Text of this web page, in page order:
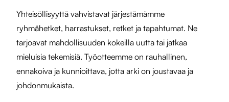
Yhteisöllisyyttä vahvistavat järjestämämme
ryhmähetket, harrastukset, retket ja tapahtumat. Ne
tarjoavat mahdollisuuden kokeilla uutta tai jatkaa
mieluisia tekemisiä. Työotteemme on rauhallinen,
ennakoiva ja kunnioittava, jotta arki on joustavaa ja
johdonmukaista.